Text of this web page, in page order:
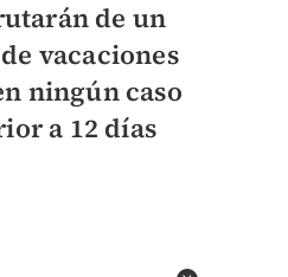
de un
vacaciones
ningún caso
a 12 días